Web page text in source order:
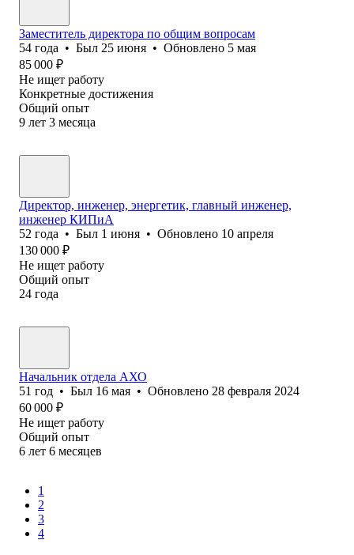
Заместитель директора по общим вопросам
54 года • Был 25 июня • Обновлено 5 мая
85 000 ₽
Не ищет работу
Конкретные достижения
Общий опыт
9 лет 3 месяца
Директор, инженер, энергетик, главный инженер,
инженер КИПиА
52 года • Был 1 июня • Обновлено 10 апреля
130 000 ₽
Не ищет работу
Общий опыт
24 года
Начальник отдела АХО
51 год • Был 16 мая • Обновлено 28 февраля 2024
60 000 ₽
Не ищет работу
Общий опыт
6 лет 6 месяцев
1
2
3
4